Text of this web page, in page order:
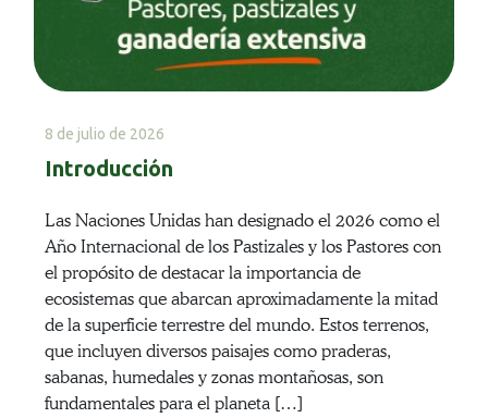
8 de julio de 2026
Introducción
Las Naciones Unidas han designado el 2026 como el
Año Internacional de los Pastizales y los Pastores con
el propósito de destacar la importancia de
ecosistemas que abarcan aproximadamente la mitad
de la superficie terrestre del mundo. Estos terrenos,
que incluyen diversos paisajes como praderas,
sabanas, humedales y zonas montañosas, son
fundamentales para el planeta […]